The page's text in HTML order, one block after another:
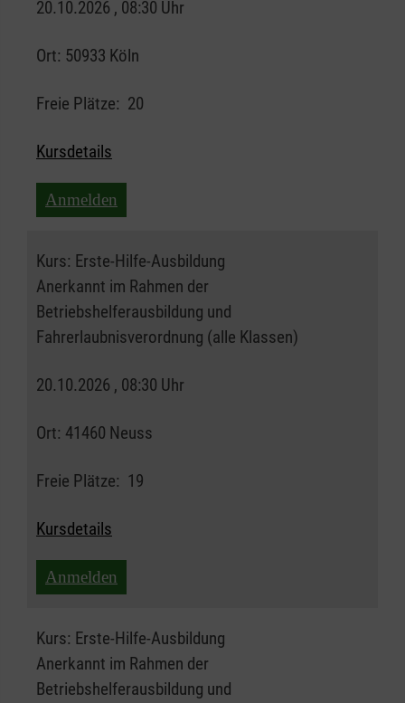
20.10.2026 , 08:30 Uhr
Ort: 50933 Köln
Freie Plätze: 20
Kursdetails
Anmelden
Kurs: Erste-Hilfe-Ausbildung
Anerkannt im Rahmen der
Betriebshelferausbildung und
Fahrerlaubnisverordnung (alle Klassen)
20.10.2026 , 08:30 Uhr
Ort: 41460 Neuss
Freie Plätze: 19
Kursdetails
Anmelden
Kurs: Erste-Hilfe-Ausbildung
Anerkannt im Rahmen der
Betriebshelferausbildung und